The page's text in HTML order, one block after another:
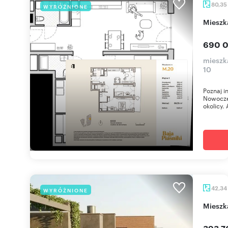
WYRÓŻNIONE 80,35
690
10
Poznaj
okolicy.
WYRÓŻNIONE 42,34